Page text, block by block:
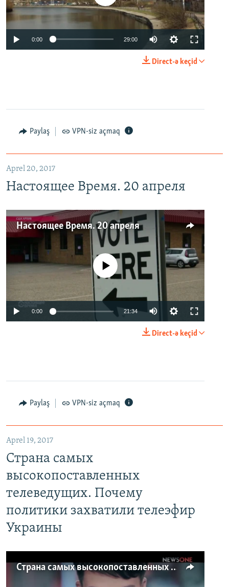
0:00 29:00
Direct-ə keçid
Paylaş VPN-siz açmaq
Aprel 20, 2017
Настоящее Время. 20 апреля
Настоящее Время. 20 апреля
No media source currently available
0:00 21:34
Direct-ə keçid
Paylaş VPN-siz açmaq
Aprel 19, 2017
Страна самых
высокопоставленных
телеведущих. Почему
политики захватили телеэфир
Украины
Страна самых высокопоставленных телеведущих. Почему политики захватили телеэфир Украины